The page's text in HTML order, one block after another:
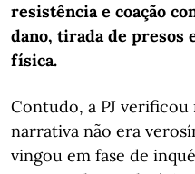
resistência e coação
dano, tirada de presos
física.
Contudo, a PJ verificou
narrativa não era
vingou em fase de